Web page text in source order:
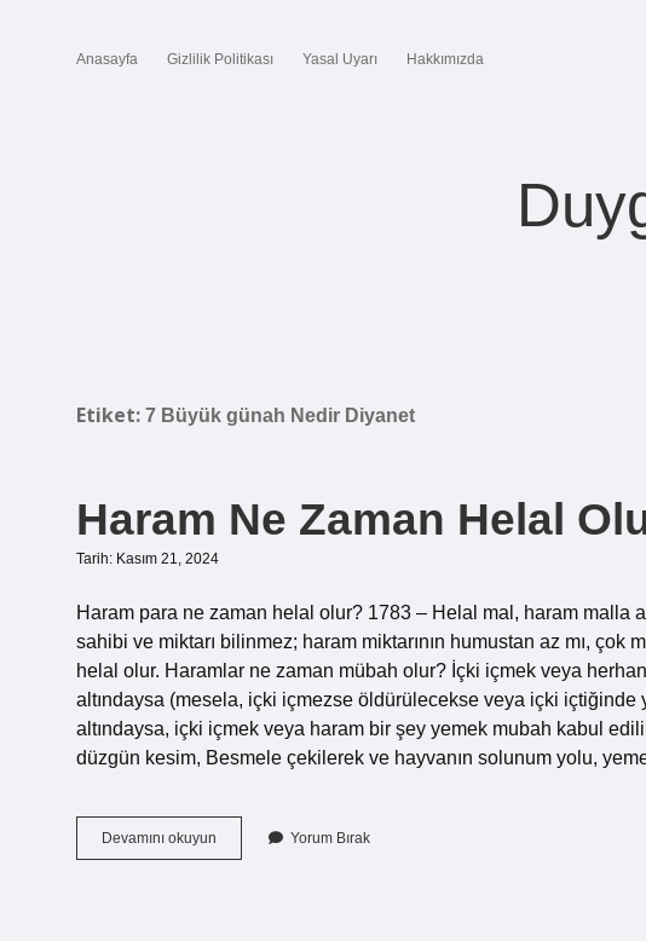
Anasayfa Gizlilik Politikası Yasal Uyarı Hakkımızda
Etiket: 7 Büyük günah Nedir Diyanet
Haram Ne Zaman Helal
Tarih: Kasım 21, 2024
Haram para ne zaman helal olur? 1783 – Helal mal, haram malla
sahibi ve miktarı bilinmez; haram miktarının humustan az mı,
helal olur. Haramlar ne zaman mübah olur? İçki içmek veya
altındaysa (mesela, içki içmezse öldürülecekse veya içki içtiğinde
altındaysa, içki içmek veya haram bir şey yemek mubah kabul
düzgün kesim, Besmele çekilerek ve hayvanın solunum yolu,
Devamını okuyun
Ne
Yorum Bırak